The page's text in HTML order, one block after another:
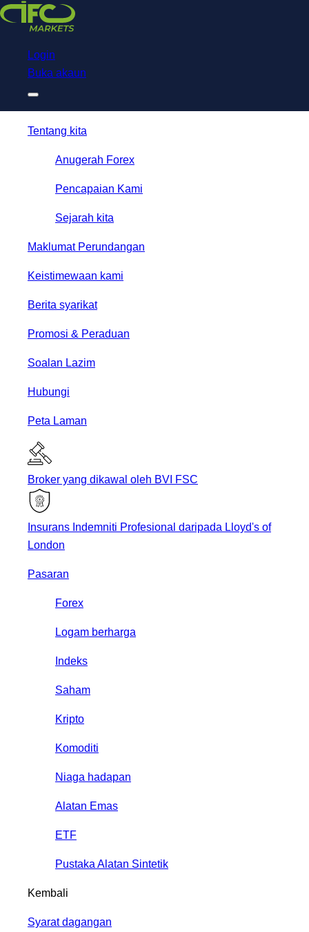
NetTradeX for IFC Markets
Trading App
Login
Buka akaun
Tentang kita
Anugerah Forex
Pencapaian Kami
Sejarah kita
Maklumat Perundangan
Keistimewaan kami
Berita syarikat
Promosi & Peraduan
Soalan Lazim
Hubungi
Peta Laman
Broker yang dikawal oleh BVI FSC
Insurans Indemniti Profesional daripada Lloyd's of
London
Pasaran
Forex
Logam berharga
Indeks
Saham
Kripto
Komoditi
Niaga hadapan
Alatan Emas
ETF
Pustaka Alatan Sintetik
Kembali
Syarat dagangan